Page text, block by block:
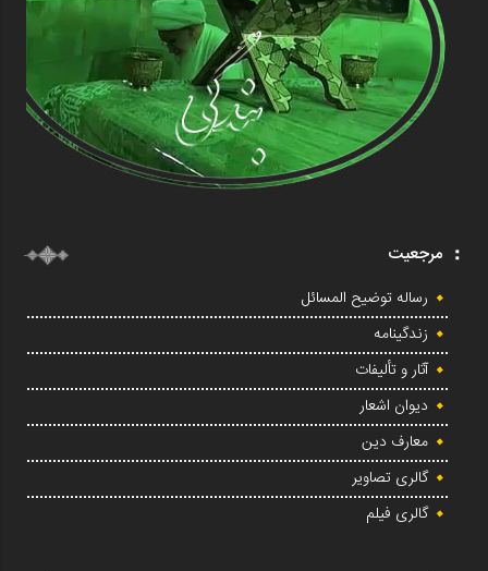
مرجعیت
رساله توضیح المسائل
زندگینامه
آثار و تألیفات
دیوان اشعار
معارف دین
گالری تصاویر
گالری فیلم